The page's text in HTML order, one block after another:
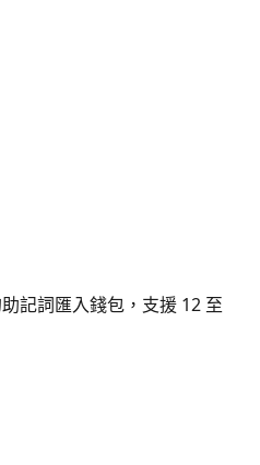
記詞匯入錢包，支援 12 至